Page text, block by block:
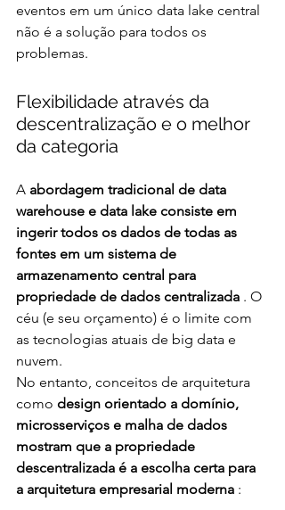
eventos em um único data lake central
não é a solução para todos os
problemas.
Flexibilidade através da
descentralização e o melhor
da categoria
A abordagem tradicional de data
warehouse e data lake consiste em
ingerir todos os dados de todas as
fontes em um sistema de
armazenamento central para
propriedade de dados centralizada . O
céu (e seu orçamento) é o limite com
as tecnologias atuais de big data e
nuvem.
No entanto, conceitos de arquitetura
como design orientado a domínio,
microsserviços e malha de dados
mostram que a propriedade
descentralizada é a escolha certa para
a arquitetura empresarial moderna :